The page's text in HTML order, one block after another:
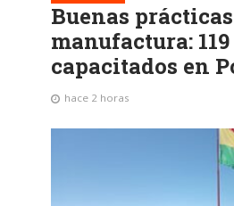
Buenas
manufactura: 119
capacitados en
hace 2 horas